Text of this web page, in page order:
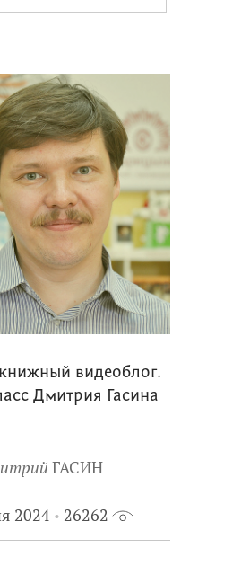
видеоблог.
Дмитрия Гасина
ГАСИН
2024 26262